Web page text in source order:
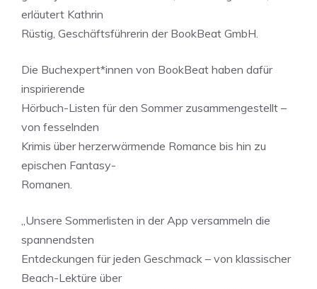
erläutert Kathrin
Rüstig, Geschäftsführerin der BookBeat GmbH.
Die Buchexpert*innen von BookBeat haben dafür
inspirierende
Hörbuch-Listen für den Sommer zusammengestellt –
von fesselnden
Krimis über herzerwärmende Romance bis hin zu
epischen Fantasy-
Romanen.
„Unsere Sommerlisten in der App versammeln die
spannendsten
Entdeckungen für jeden Geschmack – von klassischer
Beach-Lektüre über